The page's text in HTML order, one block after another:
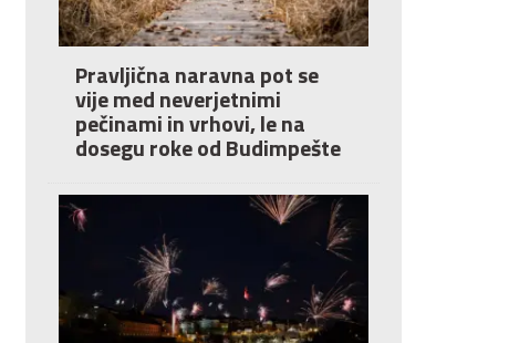
Pravljična naravna pot se
vije med neverjetnimi
pečinami in vrhovi, le na
dosegu roke od Budimpešte